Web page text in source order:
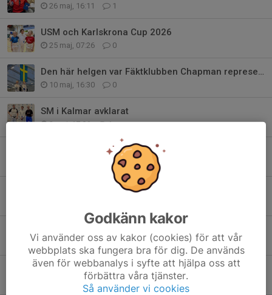
26 maj, 16:11 1
USM och Karlskrona Cup 2026
25 maj, 07:26 0
Den här helgen var Fäktklubben Chapman representerad på två håll i Sverige
10 maj, 16:30 0
SM i Kalmar avklarat
2 maj, 17:06 1
Från helgens fäktning på Malmö Open!
1
FK Chapman glänste i Kalmar
3 mar, 09:03 0
På vift i Ljungby
28 feb, 18:58 0
Godkänn kakor
Vi använder oss av kakor (cookies) för att vår
webbplats ska fungera bra för dig. De används
även för webbanalys i syfte att hjälpa oss att
förbättra våra tjänster.
Så använder vi cookies